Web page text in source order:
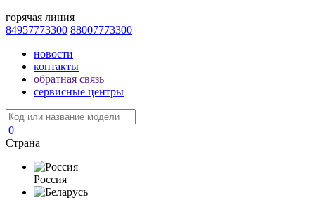
горячая линия
84957773300 88007773300
новости
контакты
обратная связь
сервисные центры
0
Страна
Россия